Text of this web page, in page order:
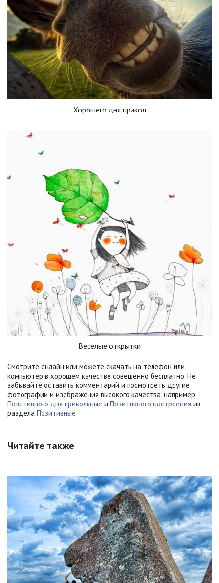
Хорошего дня прикол
Веселые открытки
Смотрите онлайн или можете скачать на телефон или
компьютер в хорошем качестве совешенно бесплатно. Не
забывайте оставить комментарий и посмотреть другие
фотографии и изображения высокого качества, например
Позитивного дня прикольные и Позитивного настроения из
раздела Позитивные
Читайте также